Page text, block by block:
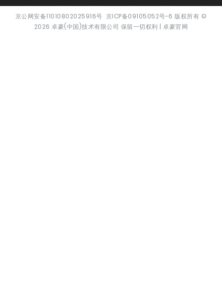
京公网安备11010802025916号 京ICP备09105052号-6 版权所有 ©
2026 卓豪(中国)技术有限公司 保留一切权利 |卓豪官网